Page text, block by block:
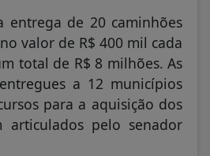
entrega de 20 caminhões
valor de R$ 400 mil cada
total de R$ 8 milhões. As
a 12 municípios
para a aquisição dos
articulados pelo senador